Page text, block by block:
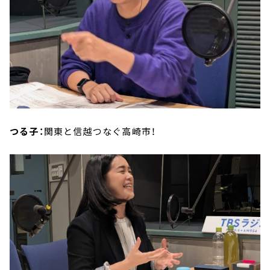
つる子：関東と信越つなぐ高崎市！